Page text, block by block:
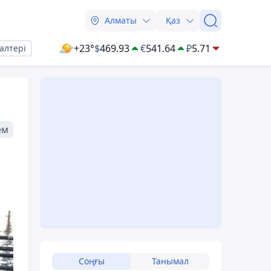
Алматы Қаз
+23°$469.93 €541.64 ₽5.71
Соңғы Танымал